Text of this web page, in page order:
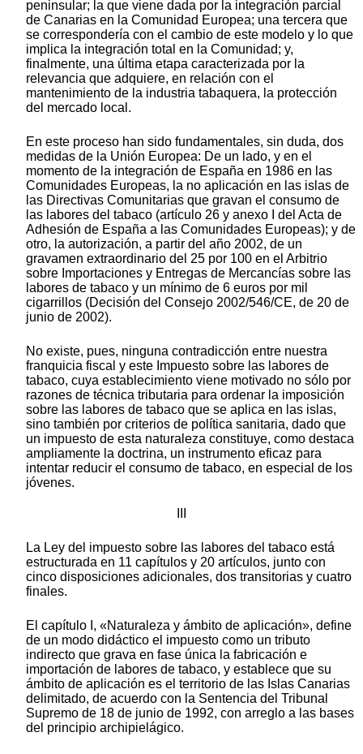
peninsular; la que viene dada por la integración parcial
de Canarias en la Comunidad Europea; una tercera que
se correspondería con el cambio de este modelo y lo que
implica la integración total en la Comunidad; y,
finalmente, una última etapa caracterizada por la
relevancia que adquiere, en relación con el
mantenimiento de la industria tabaquera, la protección
del mercado local.
En este proceso han sido fundamentales, sin duda, dos
medidas de la Unión Europea: De un lado, y en el
momento de la integración de España en 1986 en las
Comunidades Europeas, la no aplicación en las islas de
las Directivas Comunitarias que gravan el consumo de
las labores del tabaco (artículo 26 y anexo I del Acta de
Adhesión de España a las Comunidades Europeas); y de
otro, la autorización, a partir del año 2002, de un
gravamen extraordinario del 25 por 100 en el Arbitrio
sobre Importaciones y Entregas de Mercancías sobre las
labores de tabaco y un mínimo de 6 euros por mil
cigarrillos (Decisión del Consejo 2002/546/CE, de 20 de
junio de 2002).
No existe, pues, ninguna contradicción entre nuestra
franquicia fiscal y este Impuesto sobre las labores de
tabaco, cuya establecimiento viene motivado no sólo por
razones de técnica tributaria para ordenar la imposición
sobre las labores de tabaco que se aplica en las islas,
sino también por criterios de política sanitaria, dado que
un impuesto de esta naturaleza constituye, como destaca
ampliamente la doctrina, un instrumento eficaz para
intentar reducir el consumo de tabaco, en especial de los
jóvenes.
La Ley del impuesto sobre las labores del tabaco está
estructurada en 11 capítulos y 20 artículos, junto con
cinco disposiciones adicionales, dos transitorias y cuatro
finales.
El capítulo I, «Naturaleza y ámbito de aplicación», define
de un modo didáctico el impuesto como un tributo
indirecto que grava en fase única la fabricación e
importación de labores de tabaco, y establece que su
ámbito de aplicación es el territorio de las Islas Canarias
delimitado, de acuerdo con la Sentencia del Tribunal
Supremo de 18 de junio de 1992, con arreglo a las bases
del principio archipielágico.